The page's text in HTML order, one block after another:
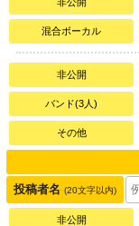
混合ボーカル
非公開
バンド(3人)
その他
投稿者名 (20文字以内)
非公開